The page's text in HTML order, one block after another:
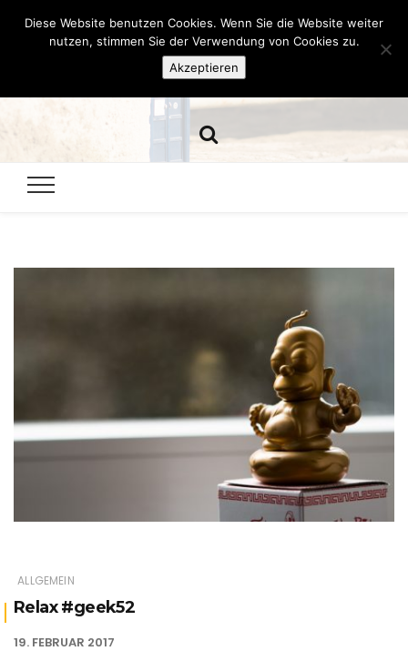
Hazamelistan
ALLGEMEIN
Relax #geek52
19. FEBRUAR 2017
Diese Website benutzen Cookies. Wenn Sie die Website weiter
nutzen, stimmen Sie der Verwendung von Cookies zu.
Akzeptieren